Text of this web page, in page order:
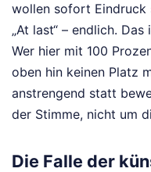
wollen sofort Eindruck
„At last“ – endlich.
Wer hier mit 100
oben hin keinen Platz
anstrengend statt
der Stimme, nicht um
Die Falle der